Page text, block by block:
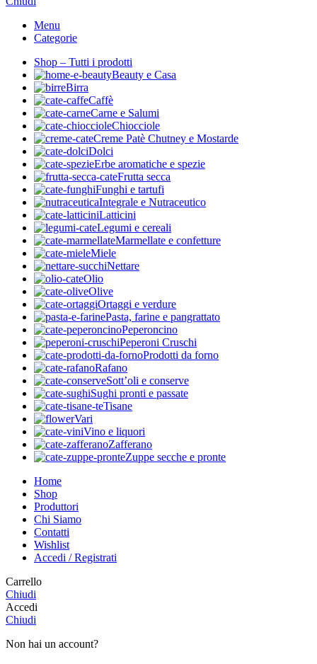
Menu
Categorie
Shop – Tutti i prodotti
Beauty e Casa
Birra
Caffè
Carne e Salumi
Chiocciole
Creme Patè Chutney e Mostarde
Dolci
Erbe aromatiche e spezie
Frutta secca
Funghi e tartufi
Integrale e Nutraceutico
Latticini
Legumi e cereali
Marmellate e confetture
Miele
Nettare
Olio
Olive
Ortaggi e verdure
Pasta, farine e pangrattato
Peperoncino
Peperoni Cruschi
Prodotti da forno
Rafano
Sott’oli e conserve
Sughi pronti e passate
Tisane
Vari
Vino e liquori
Zafferano
Zuppe secche e pronte
Home
Shop
Produttori
Chi Siamo
Contatti
Wishlist
Accedi / Registrati
Carrello
Chiudi
Accedi
Chiudi
Non hai un account?